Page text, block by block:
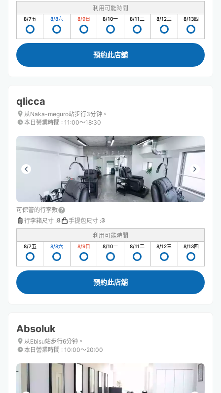
利用可能時間
8/7五 8/8六 8/9日 8/10一 8/11二 8/12三 8/13四
預約此店舖
qlicca
从Naka-meguro站步行3分钟。
本日營業時間 : 11:00〜18:30
可保管的行李數
行李箱尺寸 :8 手提包尺寸 :3
利用可能時間
8/7五 8/8六 8/9日 8/10一 8/11二 8/12三 8/13四
預約此店舖
Absoluk
从Ebisu站步行6分钟。
本日營業時間 : 10:00〜20:00